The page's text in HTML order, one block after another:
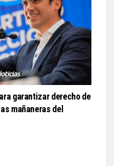
garantizar derecho de
mañaneras del